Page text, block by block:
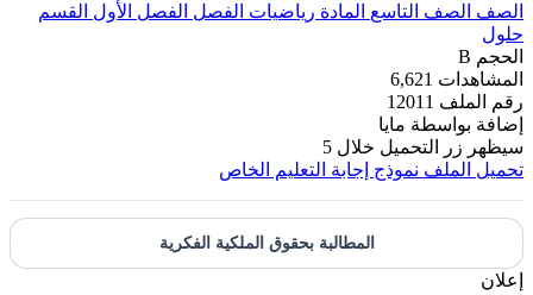
الصف الصف التاسع المادة رياضيات الفصل الفصل الأول
القسم
حلول
الحجم B
المشاهدات 6,621
رقم الملف 12011
إضافة بواسطة مايا
سيظهر زر التحميل خلال 5
تحميل الملف نموذج إجابة التعليم الخاص
المطالبة بحقوق الملكية الفكرية
إعلان